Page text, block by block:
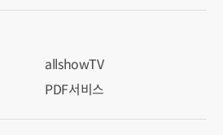
allshowTV
PDF서비스